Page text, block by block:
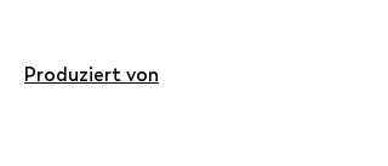
Produziert von